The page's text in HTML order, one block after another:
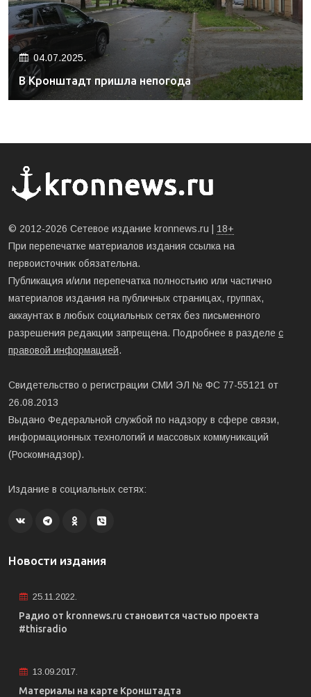
04.07.2025.
В Кронштадт пришла непогода
© 2012-2026 Сетевое издание kronnews.ru | 18+
При перепечатке материалов издания ссылка на
первоисточник обязательна.
Публикация и/или перепечатка полностьию или частично
материалов издания на публичных страницах, группах,
аккаунтах в любых социальных сетях без письменного
разрешения редакции запрещена. Подробнее в разделе с
правовой информацией.
Свидетельство о регистрации СМИ ЭЛ № ФС 77-55121 от
26.08.2013
Выдано Федеральной службой по надзору в сфере связи,
информационных технологий и массовых коммуникаций
(Роскомнадзор).
Издание в социальных сетях:
Новости издания
25.11.2022.
Радио от kronnews.ru становится частью проекта
#thisradio
13.09.2017.
Материалы на карте Кронштадта